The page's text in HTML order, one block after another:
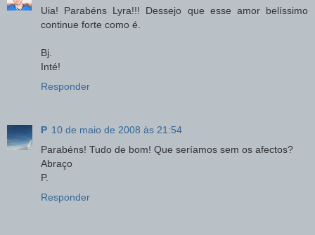
Uia! Parabéns Lyra!!! Dessejo que esse amor belíssimo
continue forte como é.
Bj.
Inté!
Responder
P 10 de maio de 2008 às 21:54
Parabéns! Tudo de bom! Que seríamos sem os afectos?
Abraço
P.
Responder